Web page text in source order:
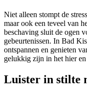
Niet alleen stompt de
maar ook een teveel van
beschaving sluit de ogen
gebeurtenissen. In Bad
ontspannen en genieten
gelukkig zijn in het hier en
Luister in stilte